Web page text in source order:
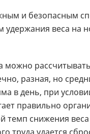
и безопасным
веса на
можно
разная, но
в день, при
правильно
темп снижения